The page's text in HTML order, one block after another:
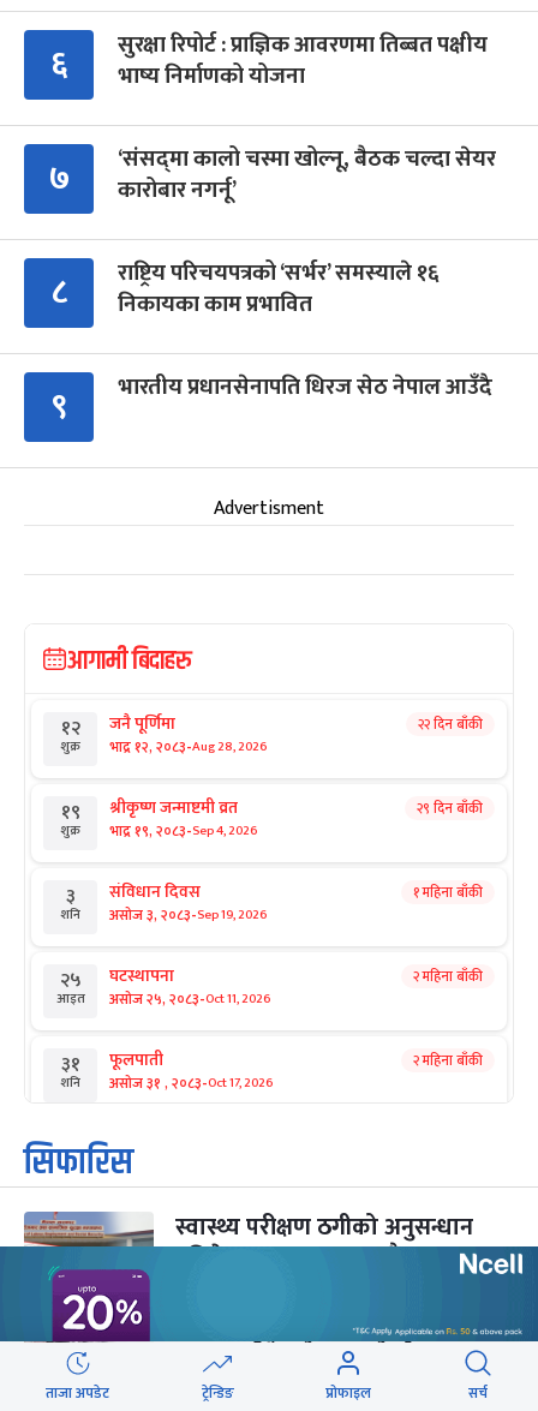
६
सुरक्षा रिपोर्ट : प्राज्ञिक आवरणमा तिब्बत पक्षीय
भाष्य निर्माणको योजना
७
‘संसद्‍मा कालो चस्मा खोल्नू, बैठक चल्दा सेयर
कारोबार नगर्नू’
८
राष्ट्रिय परिचयपत्रको ‘सर्भर’ समस्याले १६
निकायका काम प्रभावित
९ भारतीय प्रधानसेनापति धिरज सेठ नेपाल आउँदै
Advertisment
आगामी बिदाहरु
१२
शुक्र
जनै पूर्णिमा
भाद्र १२, २०८३-Aug 28, 2026
२२ दिन बाँकी
१९
शुक्र
श्रीकृष्ण जन्माष्टमी व्रत
भाद्र १९, २०८३-Sep 4, 2026
२९ दिन बाँकी
३
शनि
संविधान दिवस
असोज ३, २०८३-Sep 19, 2026
१ महिना बाँकी
२५
आइत
घटस्थापना
असोज २५, २०८३-Oct 11, 2026
२ महिना बाँकी
३१
शनि
फूलपाती
असोज ३१ , २०८३-Oct 17, 2026
२ महिना बाँकी
१
आइत
कार्तिक सङ्क्रान्ति
कार्तिक १, २०८३
३
मंगल
महानवमी
कार्तिक ३, २०८३-Oct 20, 2026
२ महिना बाँकी
४
बुध
विजयादशमी
कार्तिक ४, २०८३-
५ पापा‌ङ्कुशा एकादशी व्रत २ महिना बाँकी
सिफारिस
स्वास्थ्य परीक्षण ठगीको अनुसन्धान
प्रतिवेदन श्रम मन्त्रालयबाटै गायब
प्रधानमन्त्रीकै उपेक्षामा परेको परम्परागत
नीति–कार्यक्रम
ताजा अपडेट ट्रेन्डिङ प्रोफाइल सर्च